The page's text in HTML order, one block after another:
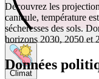
Climat
Découvrez les
canicule, température
sécheresses des sols.
horizons 2030, 2050 et
Données